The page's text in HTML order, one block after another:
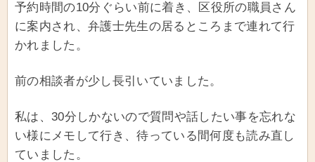
予約時間の10分ぐらい前に着き、区役所の職員さん
に案内され、弁護士先生の居るところまで連れて行
かれました。
前の相談者が少し長引いていました。
私は、30分しかないので質問や話したい事を忘れな
い様にメモして行き、待っている間何度も読み直し
ていました。